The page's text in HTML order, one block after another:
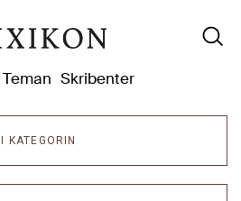
Teman Skribenter
I KATEGORIN